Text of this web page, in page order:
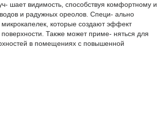
шает видимость, способствуя комфортному и
и радужных ореолов. Специ- ально
которые создают эффект
Также может приме- няться для
в помещениях с повышенной